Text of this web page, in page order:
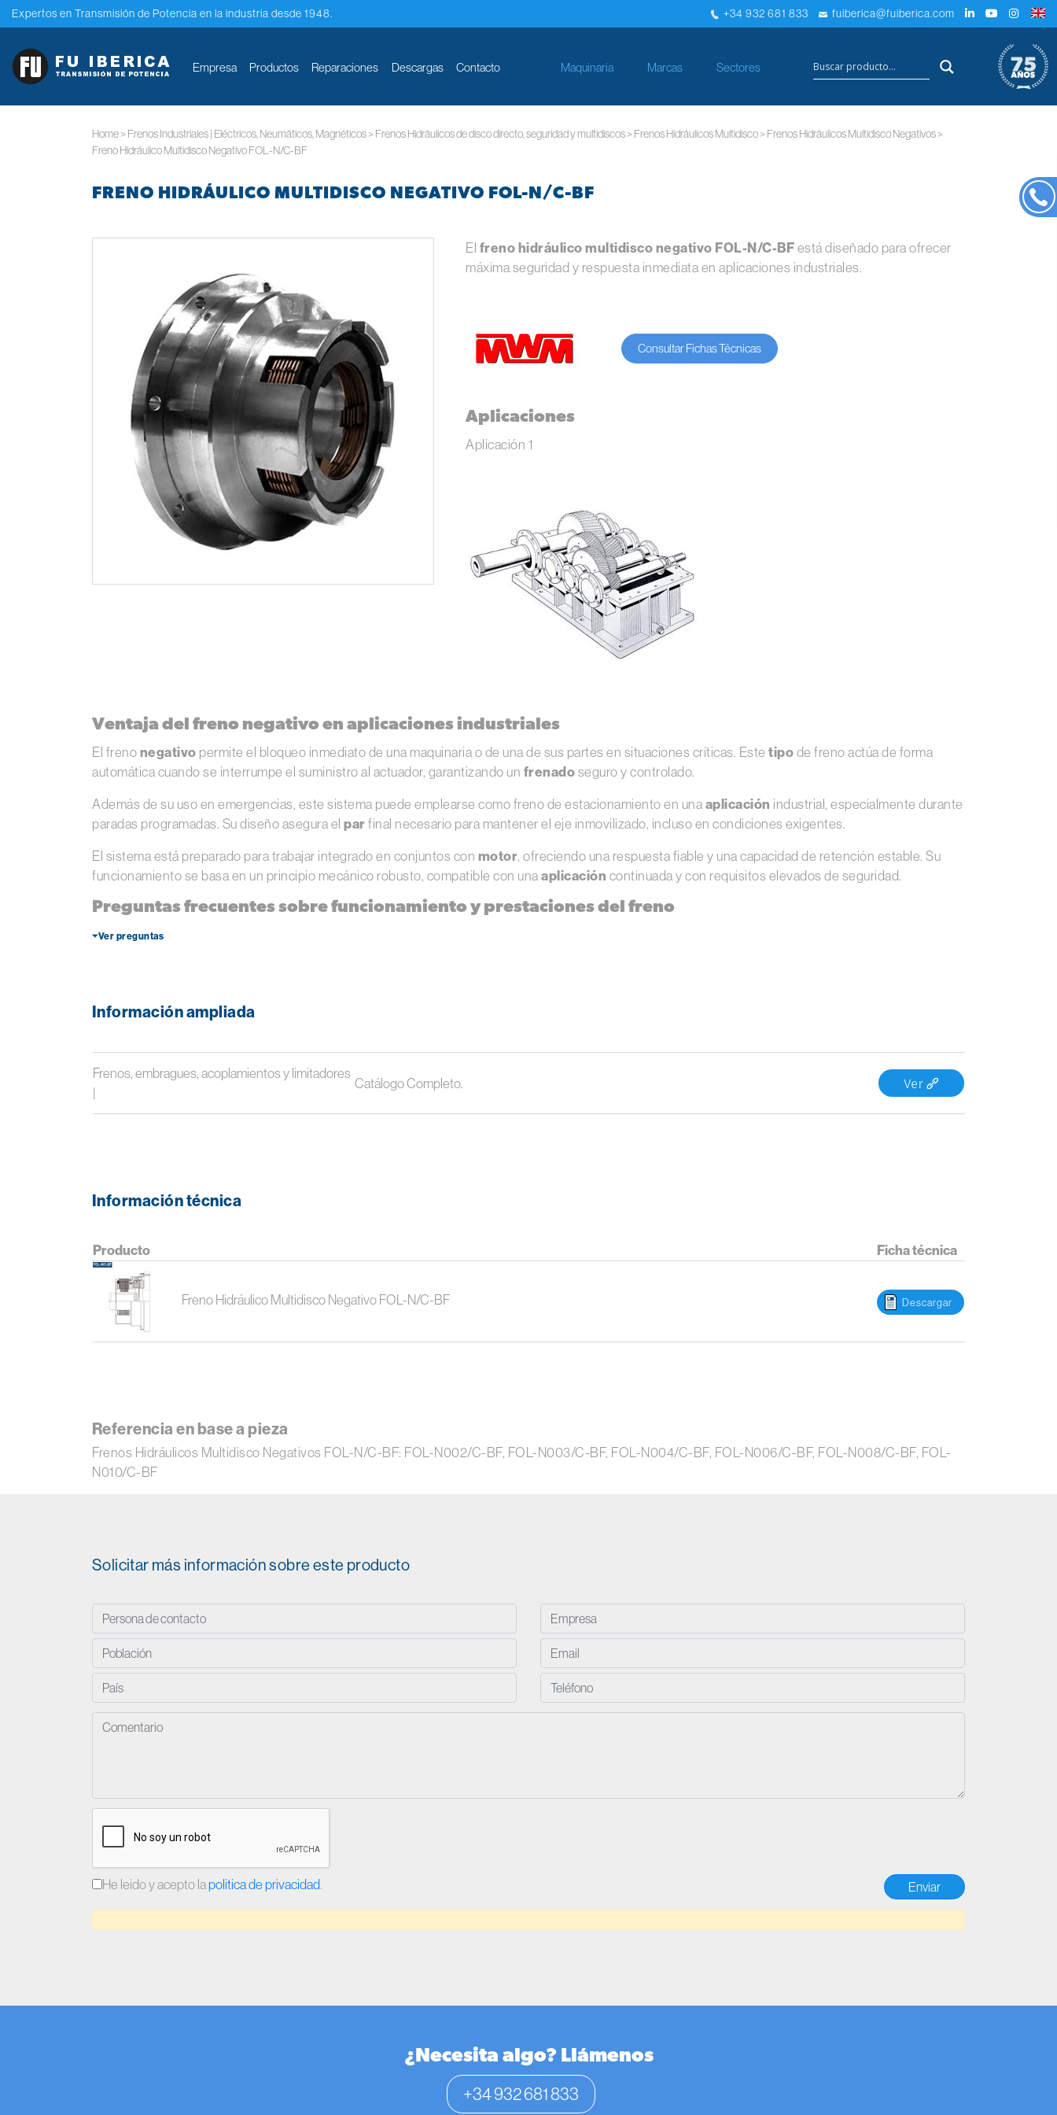
Expertos en Transmisión de Potencia en la industria desde 1948. +34 932 681 833 fuiberica@fuiberica.com
Empresa Productos Reparaciones Descargas Contacto Maquinaria Marcas Sectores
×
Home> Frenos Industriales | Eléctricos, Neumáticos, Magnéticos> Frenos Hidráulicos de disco directo, seguridad y multidiscos> Frenos Hidráulicos Multidisco> Frenos Hidráulicos Multidisco Negativos>
Freno Hidráulico Multidisco Negativo FOL-N/C-BF
FRENO HIDRÁULICO MULTIDISCO NEGATIVO FOL-N/C-BF
El freno hidráulico multidisco negativo FOL-N/C-BFestá diseñado para ofrecer
máxima seguridad y respuesta inmediata en aplicaciones industriales.
Consultar Fichas Técnicas
Aplicaciones
Aplicación 1
Ventaja del freno negativo en aplicaciones industriales
El frenonegativo permite el bloqueo inmediato de una maquinaria o de una de sus partes en situaciones críticas. Este tipode freno actúa de forma
automática cuando se interrumpe el suministro al actuador, garantizando un frenadoseguro y controlado.
Además de su uso en emergencias, este sistema puede emplearse como freno de estacionamiento en unaaplicación industrial, especialmente durante
paradas programadas. Su diseño asegura el parfinal necesario para mantener el eje inmovilizado, incluso en condiciones exigentes.
El sistema está preparado para trabajar integrado en conjuntos con motor, ofreciendo una respuesta fiable y una capacidad de retención estable. Su
funcionamiento se basa en un principio mecánico robusto, compatible con unaaplicación continuada y con requisitos elevados de seguridad.
Preguntas frecuentes sobre funcionamiento y prestaciones del freno
⏷Ver preguntas
Información ampliada
Frenos, embragues, acoplamientos y limitadores
|
Catálogo Completo.
Información técnica
Producto Ficha técnica
Freno Hidráulico Multidisco Negativo FOL-N/C-BF Descargar
Referencia en base a pieza
Frenos Hidráulicos Multidisco Negativos FOL-N/C-BF: FOL-N002/C-BF, FOL-N003/C-BF, FOL-N004/C-BF, FOL-N006/C-BF, FOL-N008/C-BF, FOL-
N010/C-BF
Solicitar más información sobre este producto
He leido y acepto lapolitica de privacidad.
¿Necesita algo? Llámenos
+34 932 681 833